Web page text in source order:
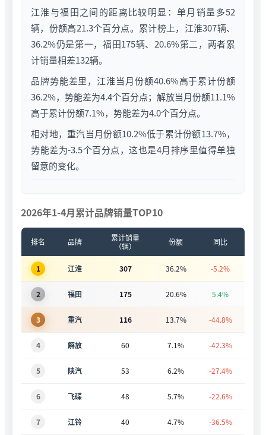
江淮与福田之间的距离比较明显：单月销量多52
辆，份额高21.3个百分点。累计榜上，江淮307辆、
36.2%仍是第一，福田175辆、20.6%第二，两者累
计销量相差132辆。
品牌势能差里，江淮当月份额40.6%高于累计份额
36.2%，势能差为4.4个百分点；解放当月份额11.1%
高于累计份额7.1%，势能差为4.0个百分点。
相对地，重汽当月份额10.2%低于累计份额13.7%，
势能差为-3.5个百分点，这也是4月排序里值得单独
留意的变化。
2026年1-4月累计品牌销量TOP10
排名 品牌
累计销量
（辆）
份额 同比
1 江淮 307 36.2% -5.2%
2 福田 175 20.6% 5.4%
3 重汽 116 13.7% -44.8%
4 解放 60 7.1% -42.3%
5 陕汽 53 6.2% -27.4%
6 飞碟 48 5.7% -22.6%
7 江铃 40 4.7% -36.5%